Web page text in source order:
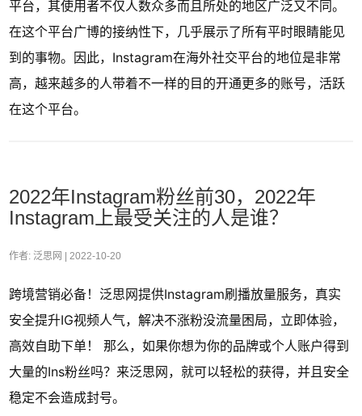
平台，其使用者不仅人数众多而且所处的地区广泛又不同。
在这个平台广博的接纳性下，几乎展示了所有平时眼睛能见
到的事物。因此，Instagram在海外社交平台的地位是非常
高，越来越多的人带着不一样的目的开通更多的账号，活跃
在这个平台。
2022年Instagram粉丝前30，2022年
Instagram上最受关注的人是谁？
作者: 泛思网 | 2022-10-20
跨境营销必备！泛思网提供Instagram刷播放量服务，真实
安全提升IG视频人气，解决不涨粉没流量困局，立即体验，
高效自助下单！ 那么，如果你想为你的品牌或个人账户得到
大量的Ins粉丝吗？来泛思网，就可以轻松的获得，并且安全
稳定不会造成封号。